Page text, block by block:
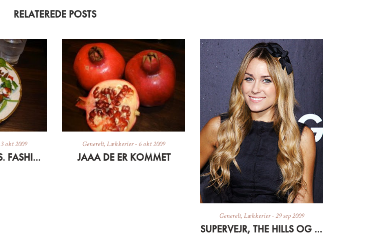
RELATEREDE POSTS
3 okt 2009
FRILUFTSFREAK VS. FASHIONISTA
Generelt, Lækkerier- 6 okt 2009
JAAA DE ER KOMMET
Generelt, Lækkerier-29 sep 2009
SUPERVEJR, THE HILLS OG SEN FROKOST